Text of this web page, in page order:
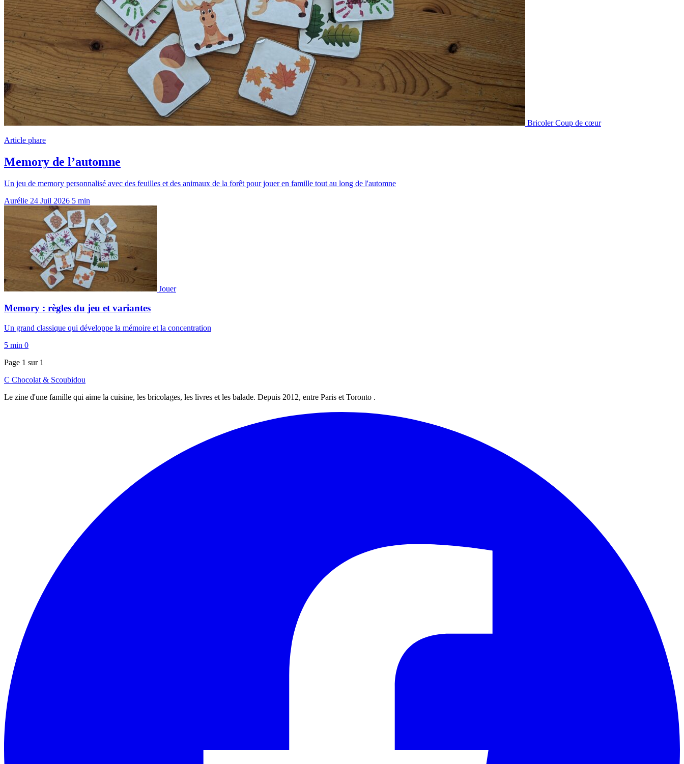
Bricoler Coup de cœur
Article phare
Memory de l’automne
Un jeu de memory personnalisé avec des feuilles et des animaux de la forêt pour jouer en famille tout au long de l'automne
Aurélie 24 Juil 2026 5 min
Jouer
Memory : règles du jeu et variantes
Un grand classique qui développe la mémoire et la concentration
5 min 0
Page 1 sur 1
C Chocolat & Scoubidou
Le zine d'une famille qui aime la cuisine, les bricolages, les livres et les balade. Depuis 2012, entre Paris et Toronto .